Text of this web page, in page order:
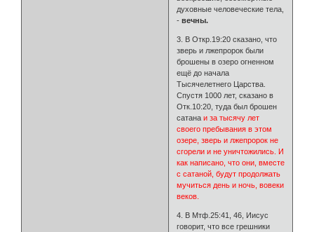
духовные человеческие тела,
-вечны.
3. В Откр.19:20 сказано, что
зверь и лжепророк были
брошены в озеро огненном
ещё до начала
Тысячелетнего Царства.
Спустя 1000 лет, сказано в
Отк.10:20, туда был брошен
сатанаи за тысячу лет
своего пребывания в этом
озере, зверь и лжепророк не
сгорели и не уничтожились. И
как написано, что они, вместе
с сатаной, будут продолжать
мучиться день и ночь, вовеки
веков.
4. В Мтф.25:41, 46, Иисус
говорит, что все грешники